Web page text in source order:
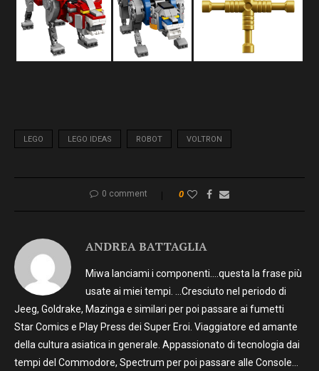
LEGO LEGO IDEAS ROBOT VOLTRON
0 comment 0
ANDREA BATTAGLIA
Miwa lanciami i componenti….questa la frase più
usate ai miei tempi. …Cresciuto nel periodo di
Jeeg, Goldrake, Mazinga e similari per poi passare ai fumetti
Star Comics e Play Press dei Super Eroi. Viaggiatore ed amante
della cultura asiatica in generale. Appassionato di tecnologia dai
tempi del Commodore, Spectrum per poi passare alle Console…